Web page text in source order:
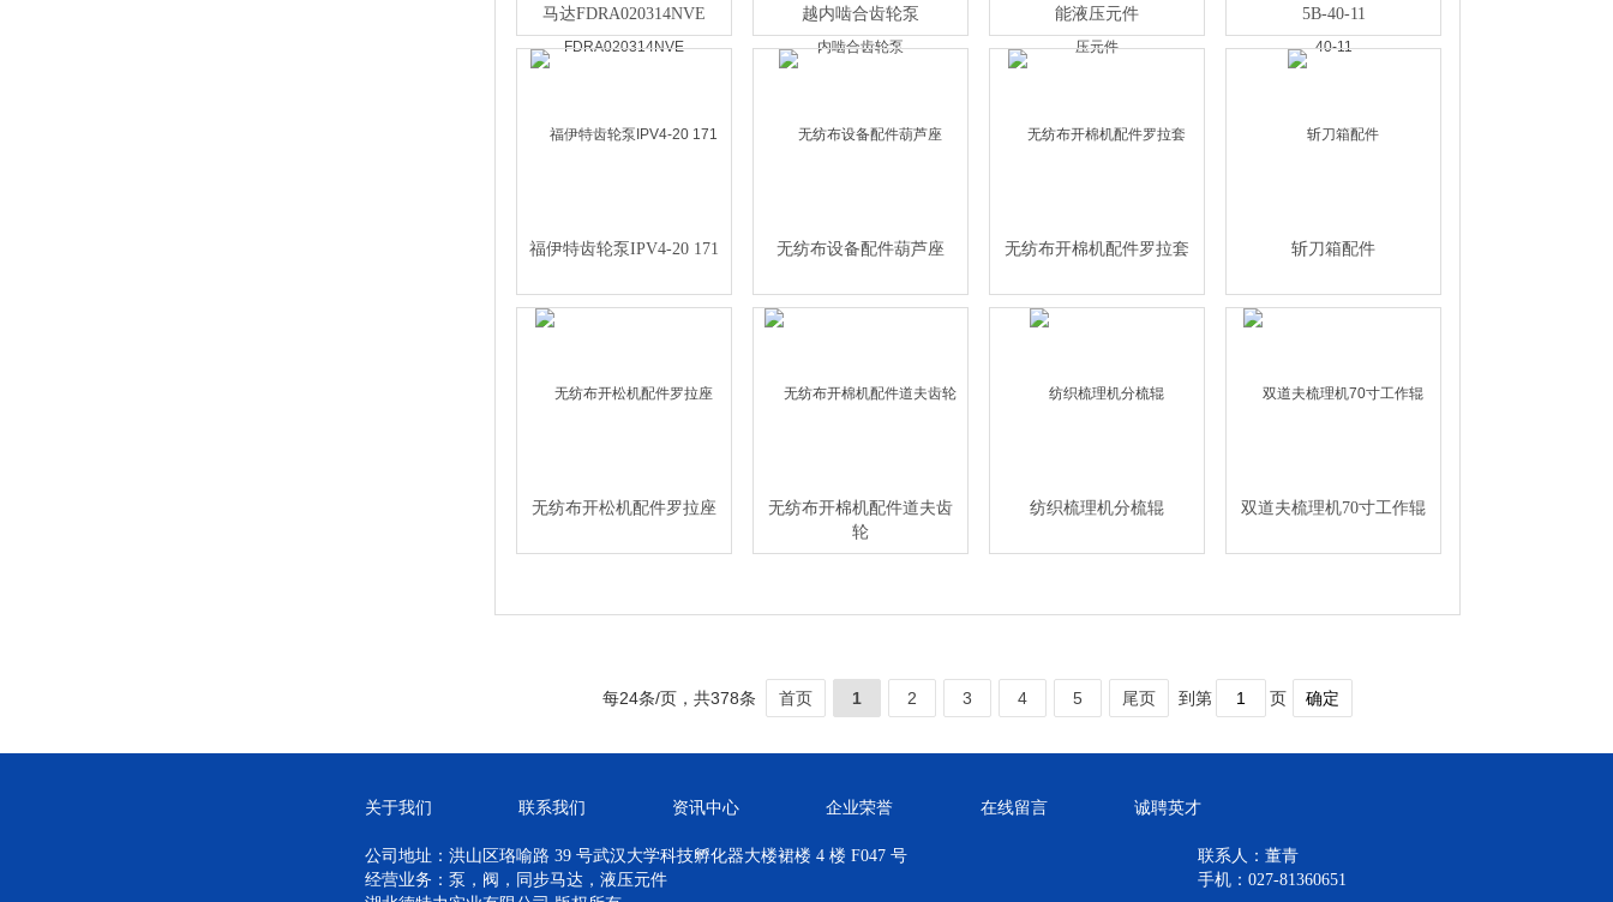
马达FDRA020314NVE
越内啮合齿轮泵
能液压元件
5B-40-11
福伊特齿轮泵IPV4-20 171 无纺布设备配件葫芦座 无纺布开棉机配件罗拉套 斩刀箱配件
无纺布开松机配件罗拉座
无纺布开棉机配件道夫齿
轮
纺织梳理机分梳辊 双道夫梳理机70寸工作辊
每24条/页，共378条 首页 1 2 3 4 5 尾页 到第 页 确定
关于我们 联系我们 资讯中心 企业荣誉 在线留言 诚聘英才
公司地址：洪山区珞喻路 39 号武汉大学科技孵化器大楼裙楼 4 楼 F047 号
经营业务：泵，阀，同步马达，液压元件
联系人：董青
手机：027-81360651